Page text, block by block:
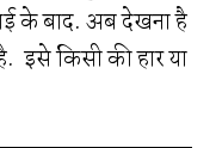
के बाद. अब देखना है
इसे किसी की हार या